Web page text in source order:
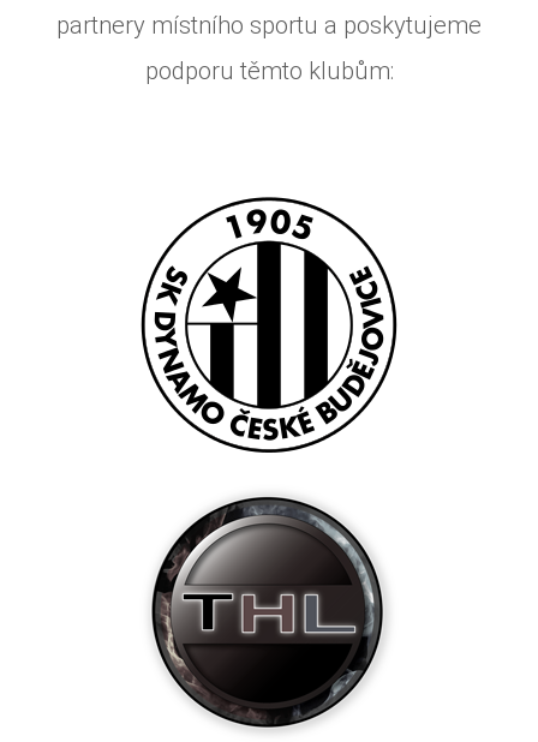
partnery místního sportu a poskytujeme
podporu těmto klubům: